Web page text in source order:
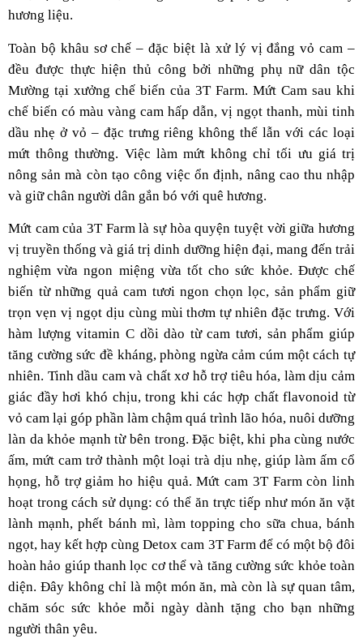
hương liệu.
Toàn bộ khâu sơ chế – đặc biệt là xử lý vị đắng vỏ cam –
đều được thực hiện thủ công bởi những phụ nữ dân tộc
Mường tại xưởng chế biến của 3T Farm. Mứt Cam sau khi
chế biến có màu vàng cam hấp dẫn, vị ngọt thanh, mùi tinh
dầu nhẹ ở vỏ – đặc trưng riêng không thể lẫn với các loại
mứt thông thường. Việc làm mứt không chỉ tối ưu giá trị
nông sản mà còn tạo công việc ổn định, nâng cao thu nhập
và giữ chân người dân gắn bó với quê hương.
Mứt cam của 3T Farm là sự hòa quyện tuyệt vời giữa hương
vị truyền thống và giá trị dinh dưỡng hiện đại, mang đến trải
nghiệm vừa ngon miệng vừa tốt cho sức khỏe. Được chế
biến từ những quả cam tươi ngon chọn lọc, sản phẩm giữ
trọn vẹn vị ngọt dịu cùng mùi thơm tự nhiên đặc trưng. Với
hàm lượng vitamin C dồi dào từ cam tươi, sản phẩm giúp
tăng cường sức đề kháng, phòng ngừa cảm cúm một cách tự
nhiên. Tinh dầu cam và chất xơ hỗ trợ tiêu hóa, làm dịu cảm
giác đầy hơi khó chịu, trong khi các hợp chất flavonoid từ
vỏ cam lại góp phần làm chậm quá trình lão hóa, nuôi dưỡng
làn da khỏe mạnh từ bên trong. Đặc biệt, khi pha cùng nước
ấm, mứt cam trở thành một loại trà dịu nhẹ, giúp làm ấm cổ
họng, hỗ trợ giảm ho hiệu quả. Mứt cam 3T Farm còn linh
hoạt trong cách sử dụng: có thể ăn trực tiếp như món ăn vặt
lành mạnh, phết bánh mì, làm topping cho sữa chua, bánh
ngọt, hay kết hợp cùng Detox cam 3T Farm để có một bộ đôi
hoàn hảo giúp thanh lọc cơ thể và tăng cường sức khỏe toàn
diện. Đây không chỉ là một món ăn, mà còn là sự quan tâm,
chăm sóc sức khỏe mỗi ngày dành tặng cho bạn những
người thân yêu.